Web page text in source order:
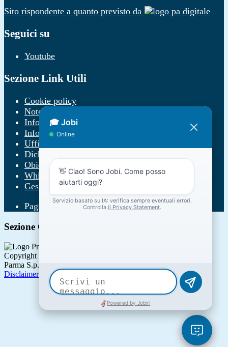
Sito rispondente a quanto previsto da
Seguici su
Youtube
Sezione Link Utili
Cookie policy
Note legali
Informativa Privacy
Informativa Privacy chatbot Jobi
Ufficio Relazioni con il Pubblico
Dichiarazione di accessibilità
Obiettivi di accessibilità
Whistleblowing
Gestione consensi cookie
Pagina visualizzata620 volte
Sezione Copyright
Copyright 2026 | Engineered and powered by Gruppo Spaggiari
Parma S.p.A. | Divisione Publishing & New Social Media
Disclaimer trattamento dati personali